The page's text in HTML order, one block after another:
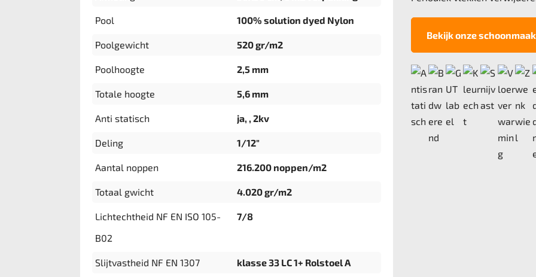
Pool 100% solution dyed Nylon
Poolgewicht 520 gr/m2
Poolhoogte 2,5 mm
Totale hoogte 5,6 mm
Anti statisch ja, , 2kv
Deling 1/12"
Aantal noppen 216.200 noppen/m2
Totaal gwicht 4.020 gr/m2
Lichtechtheid NF EN ISO 105-
B02
7/8
Slijtvastheid NF EN 1307 klasse 33 LC 1+ Rolstoel A
Bekijk onze